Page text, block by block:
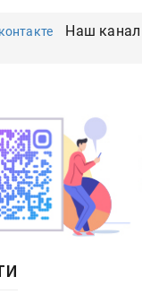
Наш канал